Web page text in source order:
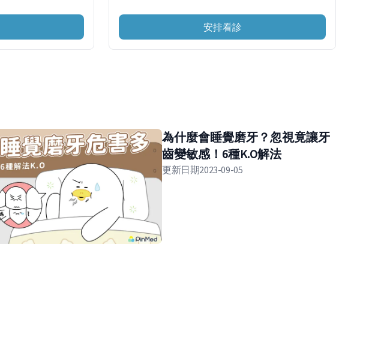
安排看診
為什麼會睡覺磨牙？忽視竟讓牙
齒變敏感！6種K.O解法
更新日期2023-09-05